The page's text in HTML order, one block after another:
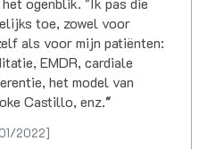
toe, zowel voor
als voor mijn patiënten:
EMDR, cardiale
het model van
Castillo, enz."
2022]